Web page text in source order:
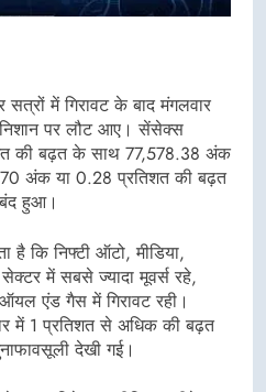
सत्रों में गिरावट के बाद मंगलवार
पर लौट आए। सेंसेक्स
की बढ़त के साथ 77,578.38 अंक
अंक या 0.28 प्रतिशत की बढ़त
हुआ।
कि निफ्टी ऑटो, मीडिया,
में सबसे ज्यादा मूवर्स रहे,
एंड गैस में गिरावट रही।
में 1 प्रतिशत से अधिक की बढ़त
देखी गई।